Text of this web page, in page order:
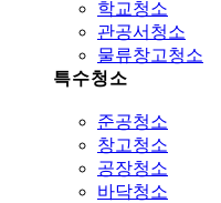
학교청소
관공서청소
물류창고청소
특수청소
준공청소
창고청소
공장청소
바닥청소